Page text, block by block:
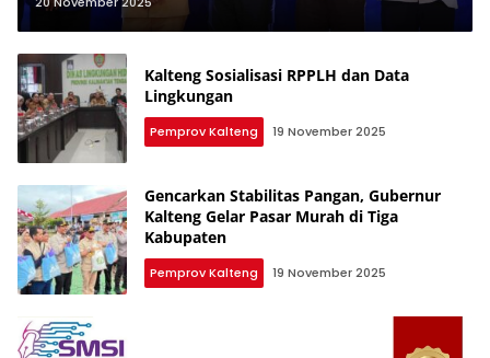
Betang
Kalteng Sosialisasi RPPLH dan Data
Lingkungan
Pemprov Kalteng 19 November 2025
Gencarkan Stabilitas Pangan, Gubernur
Kalteng Gelar Pasar Murah di Tiga
Kabupaten
Pemprov Kalteng 19 November 2025